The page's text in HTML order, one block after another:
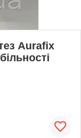
Aurafix